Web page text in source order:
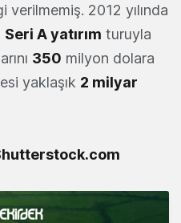
verilmemiş. 2012 yılında
Seri A yatırım turuyla
350 milyon dolara
yaklaşık 2 milyar